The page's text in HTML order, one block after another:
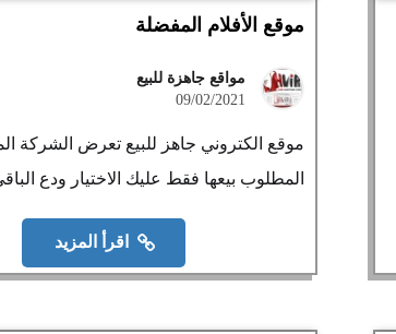
موقع الأفلام المفضلة
مواقع جاهزة للبيع
09/02/2021
موقع الكتروني جاهز للبيع تعرض الشركة
المطلوب بيعها فقط عليك الاختيار ودع
اقرأ المزيد